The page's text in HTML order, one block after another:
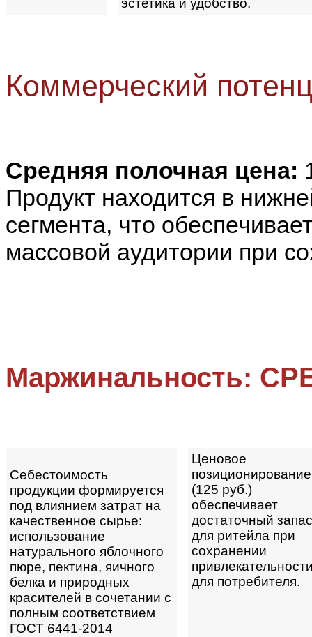
эстетика и удобство.
Коммерческий
Средняя полочная цена:
Продукт находится в
сегмента, что
массовой аудитории при
Маржинальность:
Себестоимость
продукции формируется
под влиянием затрат на
качественное сырье:
использование
натурального яблочного
пюре, пектина, яичного
белка и природных
красителей в сочетании с
полным соответствием
ГОСТ 6441-2014
Ценовое
позиционирование
(125 руб.)
обеспечивает
достаточный запас
для ритейла при
сохранении
для потребителя.